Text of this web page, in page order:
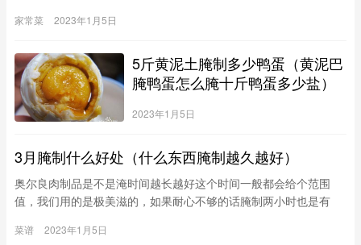
用），冰糖数粒。香料包里还可再加小茴香、大茴香、丁香、砂仁
一股股的小肉块，便于入味。不用洗。小火炒香花椒和盐，盐变黄
就好了（不
家常菜 2023年1月5日
5斤黄泥土腌制多少鸭蛋（黄泥巴
腌鸭蛋怎么腌十斤鸭蛋多少盐）
2023年1月5日
3月腌制什么好处（什么东西腌制越久越好）
奥尔良肉制品是不是淹时间越长越好这个时间一般都会给个范围
值，我们用的是极美滋的，如果耐心不够的话腌制两小时也是有
好晚上用，基本上是这样，如果腌制时间过长会出现烤的时候肉发
菜谱 2023年1月5日